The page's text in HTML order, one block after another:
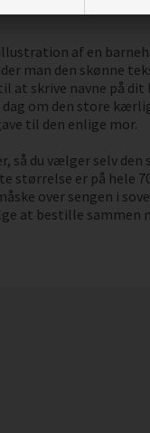
af en
man den skønne
at skrive navne på dit
om den store
til den enlige mor.
så du vælger selv den
størrelse er på hele
over sengen i
at bestille sammen